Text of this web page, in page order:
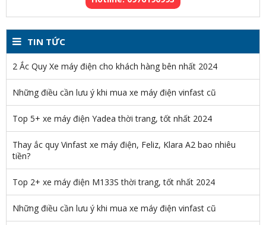
TIN TỨC
2 Ắc Quy Xe máy điện cho khách hàng bên nhất 2024
Những điều cần lưu ý khi mua xe máy điện vinfast cũ
Top 5+ xe máy điện Yadea thời trang, tốt nhất 2024
Thay ắc quy Vinfast xe máy điện, Feliz, Klara A2 bao nhiêu
tiền?
Top 2+ xe máy điện M133S thời trang, tốt nhất 2024
Những điều cần lưu ý khi mua xe máy điện vinfast cũ